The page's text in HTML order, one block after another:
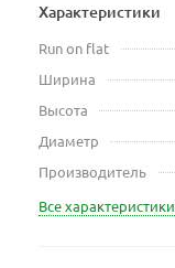
Характеристики
Run on flat
Ширина
Высота
Диаметр
Производитель
Все характеристики